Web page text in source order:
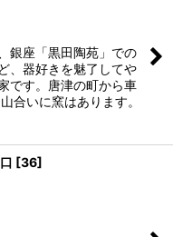
銀座「黒田陶苑」での
、器好きを魅了してや
です。唐津の町から車
合いに窯はあります。
[36]